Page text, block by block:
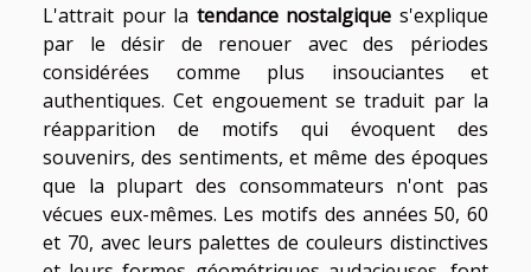
L'attrait pour la tendance nostalgique s'explique
par le désir de renouer avec des périodes
considérées comme plus insouciantes et
authentiques. Cet engouement se traduit par la
réapparition de motifs qui évoquent des
souvenirs, des sentiments, et même des époques
que la plupart des consommateurs n'ont pas
vécues eux-mêmes. Les motifs des années 50, 60
et 70, avec leurs palettes de couleurs distinctives